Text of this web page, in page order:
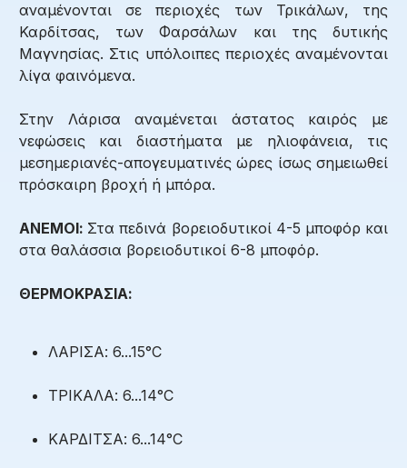
αναμένονται σε περιοχές των Τρικάλων, της
Καρδίτσας, των Φαρσάλων και της δυτικής
Μαγνησίας. Στις υπόλοιπες περιοχές αναμένονται
λίγα φαινόμενα.
Στην Λάρισα αναμένεται άστατος καιρός με
νεφώσεις και διαστήματα με ηλιοφάνεια, τις
μεσημεριανές-απογευματινές ώρες ίσως σημειωθεί
πρόσκαιρη βροχή ή μπόρα.
ΑΝΕΜΟΙ: Στα πεδινά βορειοδυτικοί 4-5 μποφόρ και
στα θαλάσσια βορειοδυτικοί 6-8 μποφόρ.
ΘΕΡΜΟΚΡΑΣΙΑ:
ΛΑΡΙΣΑ: 6...15°C
ΤΡΙΚΑΛΑ: 6...14°C
ΚΑΡΔΙΤΣΑ: 6...14°C